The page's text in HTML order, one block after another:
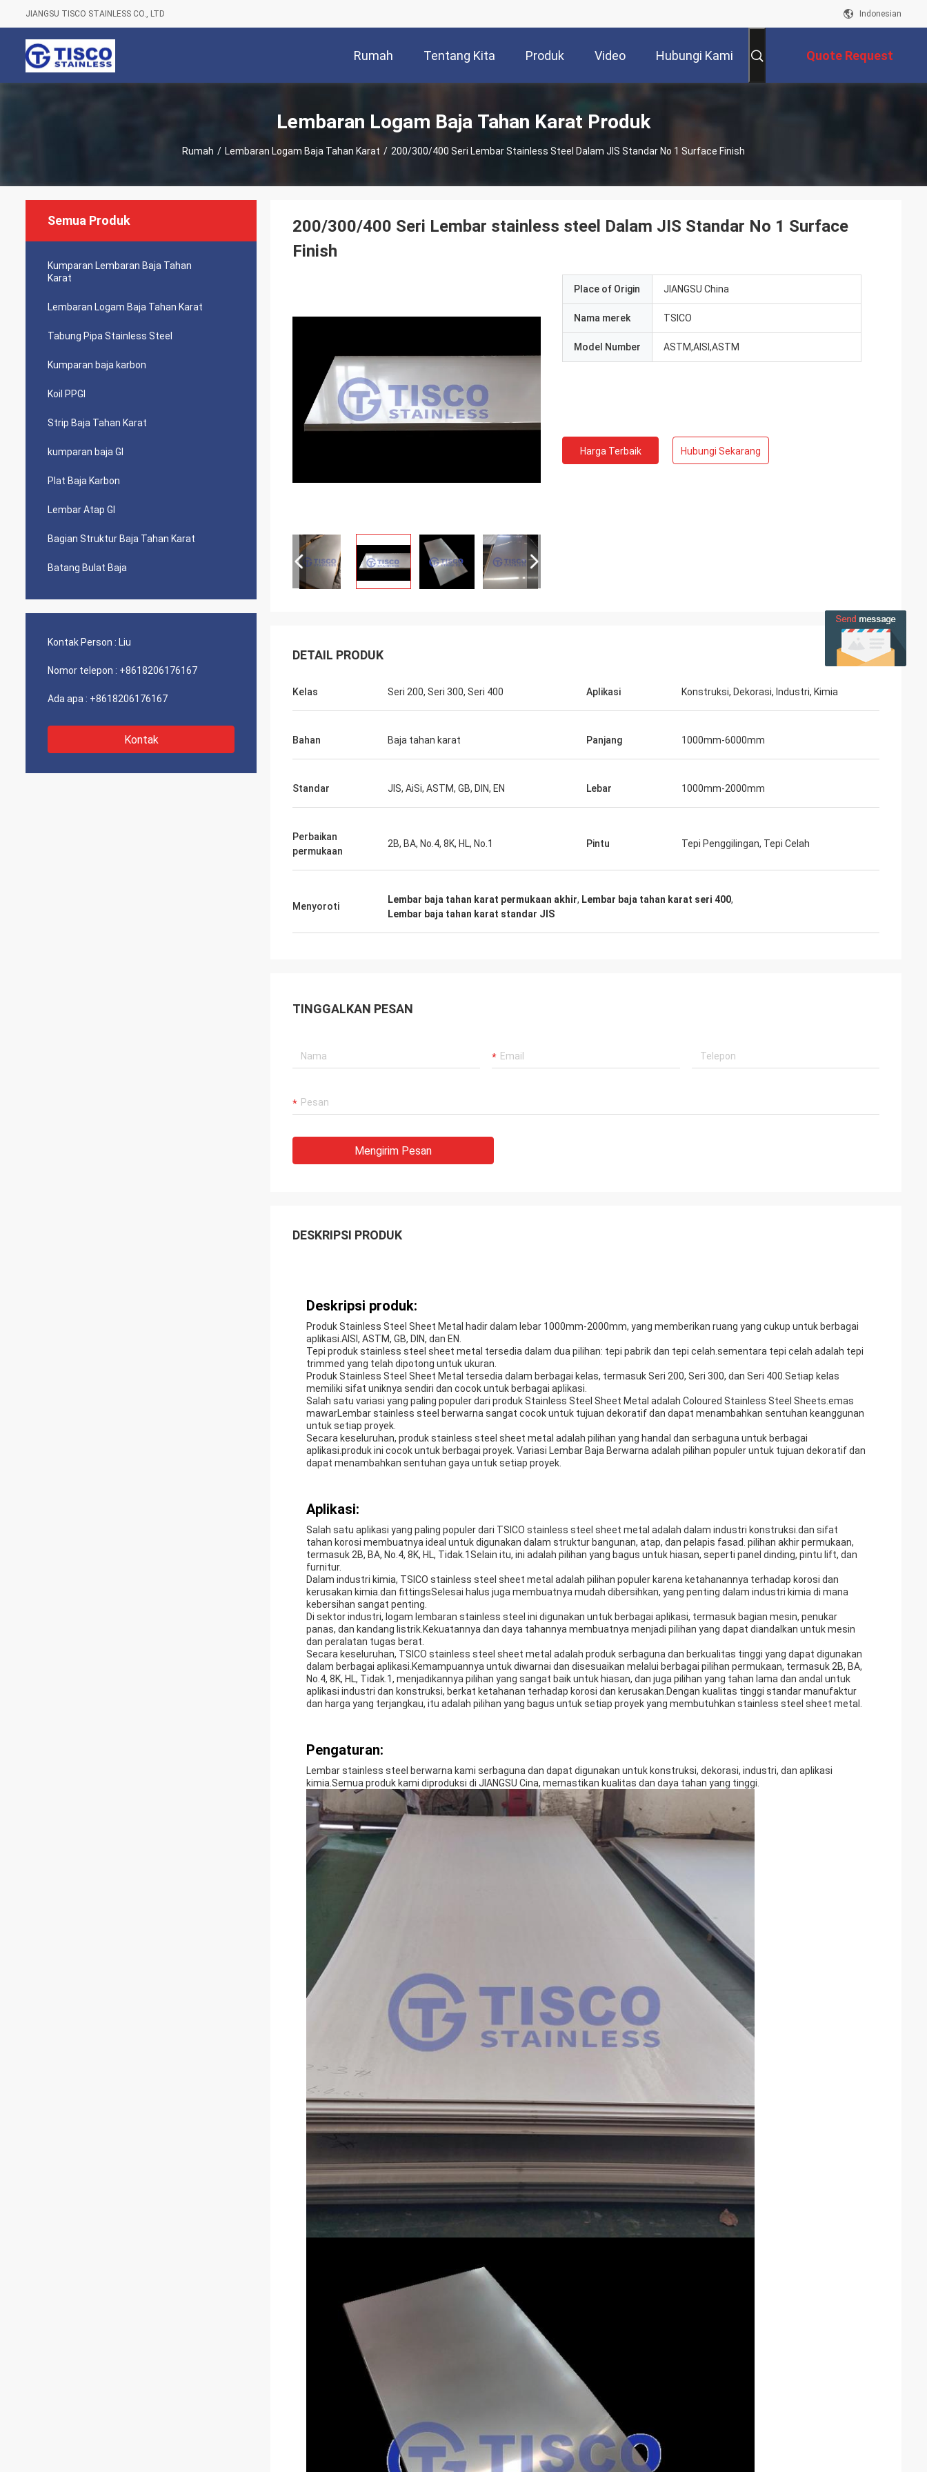
JIANGSU TISCO STAINLESS CO., LTD Indonesian
Rumah Tentang Kita Produk Video Hubungi Kami Quote Request
Lembaran Logam Baja Tahan Karat Produk
Rumah / Lembaran Logam Baja Tahan Karat / 200/300/400 Seri Lembar Stainless Steel Dalam JIS Standar No 1 Surface Finish
Semua Produk
Kumparan Lembaran Baja Tahan
Karat
Lembaran Logam Baja Tahan Karat
Tabung Pipa Stainless Steel
Kumparan baja karbon
Koil PPGI
Strip Baja Tahan Karat
kumparan baja GI
Plat Baja Karbon
Lembar Atap GI
Bagian Struktur Baja Tahan Karat
Batang Bulat Baja
Kontak Person : Liu
Nomor telepon : +8618206176167
Ada apa : +8618206176167
Kontak
200/300/400 Seri Lembar stainless steel Dalam JIS Standar No 1 Surface
Finish
Place of Origin JIANGSU China
Nama merek TSICO
Model Number ASTM,AISI,ASTM
Harga Terbaik Hubungi Sekarang
DETAIL PRODUK
Kelas Seri 200, Seri 300, Seri 400 Aplikasi Konstruksi, Dekorasi, Industri, Kimia
Bahan Baja tahan karat Panjang 1000mm-6000mm
Standar JIS, AiSi, ASTM, GB, DIN, EN Lebar 1000mm-2000mm
Perbaikan
permukaan
2B, BA, No.4, 8K, HL, No.1 Pintu Tepi Penggilingan, Tepi Celah
Menyoroti
Lembar baja tahan karat permukaan akhir, Lembar baja tahan karat seri 400,
Lembar baja tahan karat standar JIS
TINGGALKAN PESAN
Mengirim Pesan
DESKRIPSI PRODUK
Deskripsi produk:
Produk Stainless Steel Sheet Metal hadir dalam lebar 1000mm-2000mm, yang memberikan ruang yang cukup untuk berbagai
aplikasi.AISI, ASTM, GB, DIN, dan EN.
Tepi produk stainless steel sheet metal tersedia dalam dua pilihan: tepi pabrik dan tepi celah.sementara tepi celah adalah tepi
trimmed yang telah dipotong untuk ukuran.
Produk Stainless Steel Sheet Metal tersedia dalam berbagai kelas, termasuk Seri 200, Seri 300, dan Seri 400.Setiap kelas
memiliki sifat uniknya sendiri dan cocok untuk berbagai aplikasi.
Salah satu variasi yang paling populer dari produk Stainless Steel Sheet Metal adalah Coloured Stainless Steel Sheets.emas
mawarLembar stainless steel berwarna sangat cocok untuk tujuan dekoratif dan dapat menambahkan sentuhan keanggunan
untuk setiap proyek.
Secara keseluruhan, produk stainless steel sheet metal adalah pilihan yang handal dan serbaguna untuk berbagai
aplikasi.produk ini cocok untuk berbagai proyek. Variasi Lembar Baja Berwarna adalah pilihan populer untuk tujuan dekoratif dan
dapat menambahkan sentuhan gaya untuk setiap proyek.
Aplikasi:
Salah satu aplikasi yang paling populer dari TSICO stainless steel sheet metal adalah dalam industri konstruksi.dan sifat
tahan korosi membuatnya ideal untuk digunakan dalam struktur bangunan, atap, dan pelapis fasad. pilihan akhir permukaan,
termasuk 2B, BA, No.4, 8K, HL, Tidak.1Selain itu, ini adalah pilihan yang bagus untuk hiasan, seperti panel dinding, pintu lift, dan
furnitur.
Dalam industri kimia, TSICO stainless steel sheet metal adalah pilihan populer karena ketahanannya terhadap korosi dan
kerusakan kimia.dan fittingsSelesai halus juga membuatnya mudah dibersihkan, yang penting dalam industri kimia di mana
kebersihan sangat penting.
Di sektor industri, logam lembaran stainless steel ini digunakan untuk berbagai aplikasi, termasuk bagian mesin, penukar
panas, dan kandang listrik.Kekuatannya dan daya tahannya membuatnya menjadi pilihan yang dapat diandalkan untuk mesin
dan peralatan tugas berat.
Secara keseluruhan, TSICO stainless steel sheet metal adalah produk serbaguna dan berkualitas tinggi yang dapat digunakan
dalam berbagai aplikasi.Kemampuannya untuk diwarnai dan disesuaikan melalui berbagai pilihan permukaan, termasuk 2B, BA,
No.4, 8K, HL, Tidak.1, menjadikannya pilihan yang sangat baik untuk hiasan, dan juga pilihan yang tahan lama dan andal untuk
aplikasi industri dan konstruksi, berkat ketahanan terhadap korosi dan kerusakan.Dengan kualitas tinggi standar manufaktur
dan harga yang terjangkau, itu adalah pilihan yang bagus untuk setiap proyek yang membutuhkan stainless steel sheet metal.
Pengaturan:
Lembar stainless steel berwarna kami serbaguna dan dapat digunakan untuk konstruksi, dekorasi, industri, dan aplikasi
kimia.Semua produk kami diproduksi di JIANGSU Cina, memastikan kualitas dan daya tahan yang tinggi.